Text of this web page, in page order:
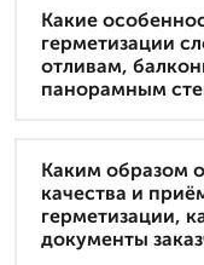
Какие
герметизации
отливам,
панорамным
Каким образом
качества и
герметизации,
документы